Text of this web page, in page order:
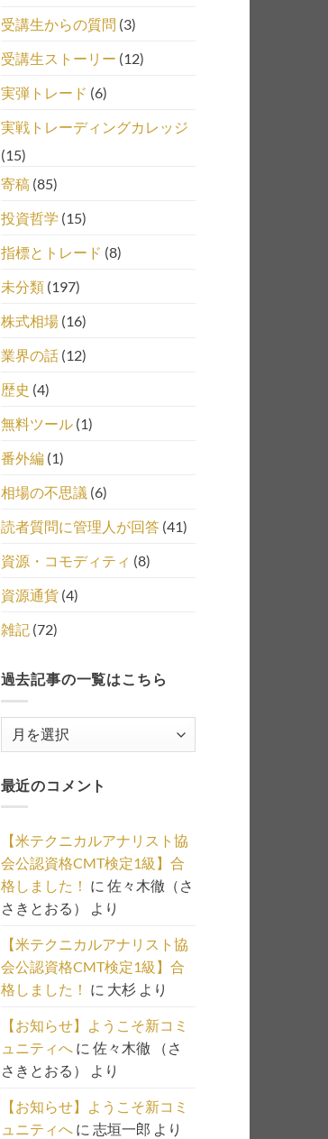
受講生からの質問 (3)
受講生ストーリー (12)
実弾トレード (6)
実戦トレーディングカレッジ
(15)
寄稿(85)
投資哲学 (15)
指標とトレード (8)
未分類(197)
株式相場(16)
業界の話(12)
歴史 (4)
無料ツール(1)
番外編(1)
相場の不思議 (6)
読者質問に管理人が回答(41)
資源・コモディティ (8)
資源通貨(4)
雑記(72)
過去記事の一覧はこちら
事
の
一
覧
は
こ
ち
ら
最近のコメント
【米テクニカルアナリスト協
会公認資格CMT検定1級】合
格しました！ に 佐々木徹（さ
さきとおる）
より
【米テクニカルアナリスト協
会公認資格CMT検定1級】合
格しました！ に 大杉より
【お知らせ】ようこそ新コミ
ュニティへに 佐々木徹 （さ
さきとおる）
より
【お知らせ】ようこそ新コミ
ュニティへに 志垣一郎 より